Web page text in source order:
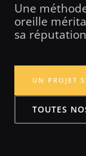
Une
oreille
sa
UN PROJET
TOUTES